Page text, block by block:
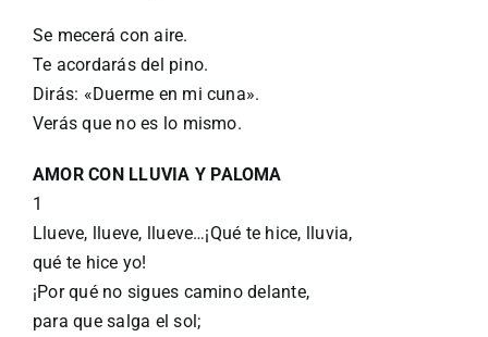
Se mecerá con aire.
Te acordarás del pino.
Dirás: «Duerme en mi cuna».
Verás que no es lo mismo.
AMOR CON LLUVIA Y PALOMA
1
Llueve, llueve, llueve…¡Qué te hice, lluvia,
qué te hice yo!
¡Por qué no sigues camino delante,
para que salga el sol;